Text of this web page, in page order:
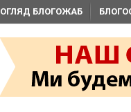
ОГЛЯД БЛОГОЖАБ